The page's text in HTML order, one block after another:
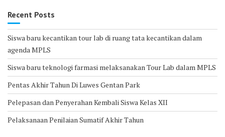
Recent Posts
Siswa baru kecantikan tour lab di ruang tata kecantikan dalam
agenda MPLS
Siswa baru teknologi farmasi melaksanakan Tour Lab dalam MPLS
Pentas Akhir Tahun Di Luwes Gentan Park
Pelepasan dan Penyerahan Kembali Siswa Kelas XII
Pelaksanaan Penilaian Sumatif Akhir Tahun